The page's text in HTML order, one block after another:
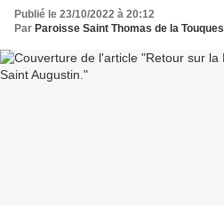
Publié le 23/10/2022 à 20:12
Par Paroisse Saint Thomas de la Touques